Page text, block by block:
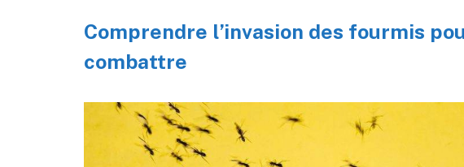
Comprendre l’invasion des fourmis
combattre